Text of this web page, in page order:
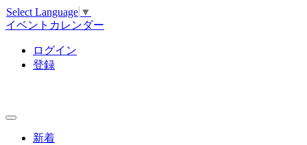
Select Language ▼
イベントカレンダー
ログイン
登録
新着